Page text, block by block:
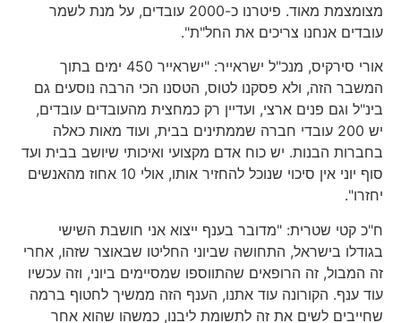
מצומצמת מאוד. פיטרנו כ-2000 עובדים, על מנת לשמר
עובדים אנחנו צריכים את החל"ת".
אורי סירקיס, מנכ"ל ישראייר: "ישראייר 450 ימים בתוך
המשבר הזה, ולא פסקנו לטוס, הטסנו הכי הרבה נוסעים גם
בינ"ל וגם פנים ארצי, ועדיין רק כמחצית מהעובדים עובדים,
יש 200 עובדי חברה שממתינים בבית, ועוד מאות כאלה
בחברות הבנות. יש כוח אדם מקצועי ואיכותי שיושב בבית ועד
סוף יוני אין סיכוי שנוכל להחזיר אותו, אולי 10 אחוז מהאנשים
יחזרו".
ח"כ קטי שטרית: "מדובר בענף ייצוא אני חושבת השישי
בגודלו בישראל, התחושה שביוני החליטו שבאוצר שזהו, אחרי
זה המבול, זה הרופאים שהתווספו שמסיימים ביוני, וזה עכשיו
עוד ענף. הקורונה עוד אתנו, הענף הזה ממשיך לחטוף ברמה
שחייבים לשים את זה לתשומת ליבנו, כמשהו שהוא אחר